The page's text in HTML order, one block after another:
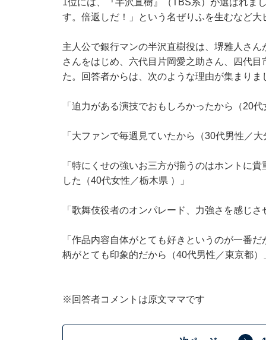
1位には、『半沢直樹』（TBS系）が選ばれま
す。倍返しだ！」という名ぜりふを生むなど大
主人公で銀行マンの半沢直樹役は、堺雅人さ
さんをはじめ、六代目片岡愛之助さん、四代
た。回答者からは、次のような理由が集まりま
「迫力がある演技でおもしろかったから（20代
「大ファンで毎週見ていたから（30代男性／大
「特にくせの強いお三方が揃うのはホントに
した（40代女性／栃木県 ）」
「歌舞伎役者のオンパレード、力強さを感じさ
「作品内容自体がとても好きというのが一番
柄がとても印象的だから（40代男性／東京都）
※回答者コメントは原文ママです